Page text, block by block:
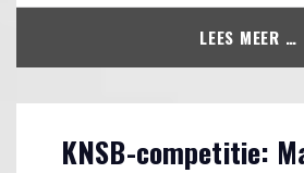
LEES MEER …
KNSB-competitie: